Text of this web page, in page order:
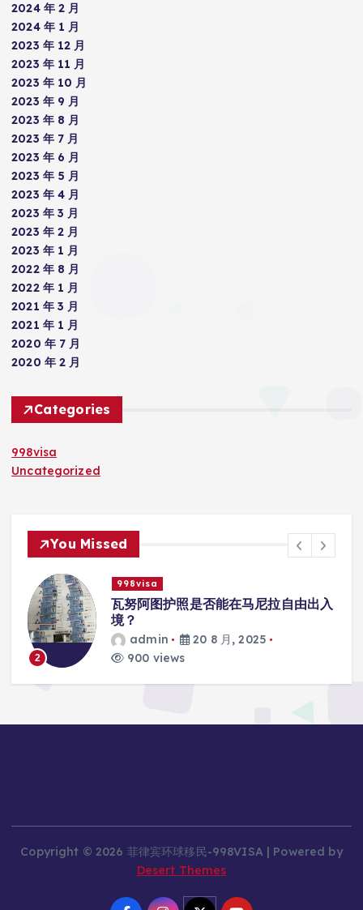
2024 年 2 月
2024 年 1 月
2023 年 12 月
2023 年 11 月
2023 年 10 月
2023 年 9 月
2023 年 8 月
2023 年 7 月
2023 年 6 月
2023 年 5 月
2023 年 4 月
2023 年 3 月
2023 年 2 月
2023 年 1 月
2022 年 8 月
2022 年 1 月
2021 年 3 月
2021 年 1 月
2020 年 7 月
2020 年 2 月
Categories
998visa
Uncategorized
You Missed
由出入
998visa
瓦努阿图护照是否能在马尼拉使用国
admin
20 8 月, 2025
816 views
Copyright © 2026 菲律宾环球移民-998VISA | Powered by
Desert Themes